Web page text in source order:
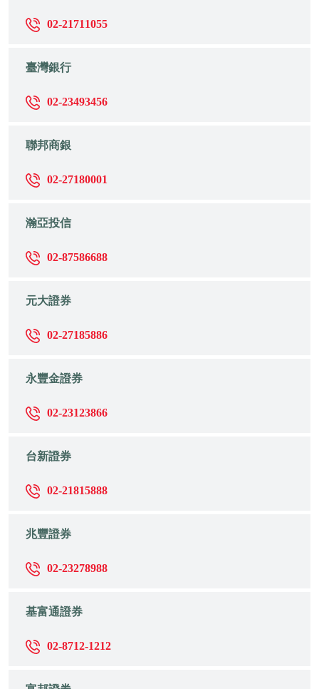
02-21711055
臺灣銀行
02-23493456
聯邦商銀
02-27180001
瀚亞投信
02-87586688
元大證券
02-27185886
永豐金證券
02-23123866
台新證券
02-21815888
兆豐證券
02-23278988
基富通證券
02-8712-1212